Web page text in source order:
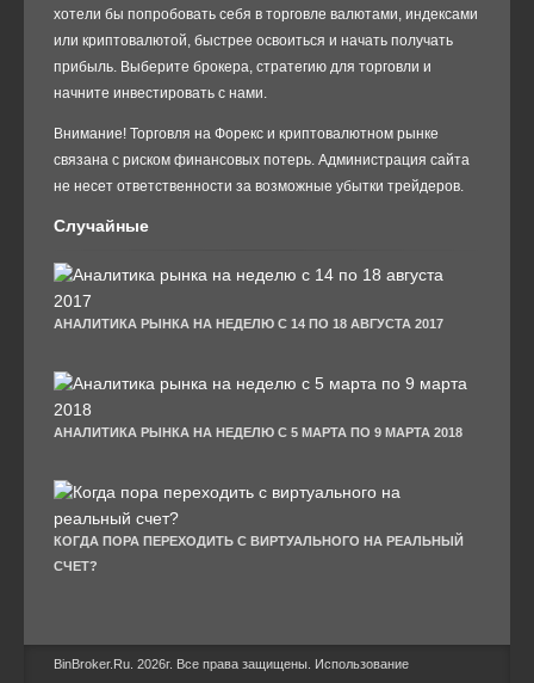
хотели бы попробовать себя в торговле валютами, индексами
или криптовалютой, быстрее освоиться и начать получать
прибыль. Выберите брокера, стратегию для торговли и
начните инвестировать с нами.
Внимание! Торговля на Форекс и криптовалютном рынке
связана с риском финансовых потерь. Администрация сайта
не несет ответственности за возможные убытки трейдеров.
Случайные
АНАЛИТИКА РЫНКА НА НЕДЕЛЮ С 14 ПО 18 АВГУСТА 2017
АНАЛИТИКА РЫНКА НА НЕДЕЛЮ С 5 МАРТА ПО 9 МАРТА 2018
КОГДА ПОРА ПЕРЕХОДИТЬ С ВИРТУАЛЬНОГО НА РЕАЛЬНЫЙ
СЧЕТ?
BinBroker.Ru. 2026г. Все права защищены. Использование